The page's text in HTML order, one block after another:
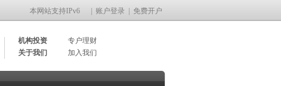
本网站支持IPv6 账户登录 免费开户
机构投资
专户理财
关于我们
加入我们